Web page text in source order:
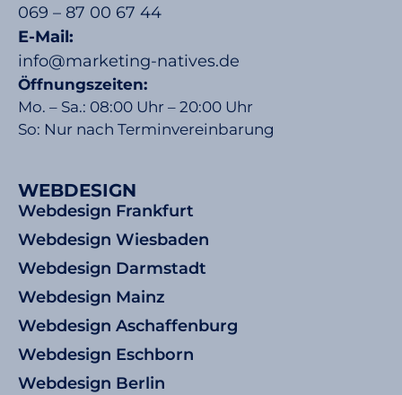
069 – 87 00 67 44
E-Mail:
info@marketing-natives.de
Öffnungszeiten:
Mo. – Sa.: 08:00 Uhr – 20:00 Uhr
So: Nur nach Terminvereinbarung
WEBDESIGN
Webdesign Frankfurt
Webdesign Wiesbaden
Webdesign Darmstadt
Webdesign Mainz
Webdesign Aschaffenburg
Webdesign Eschborn
Webdesign Berlin